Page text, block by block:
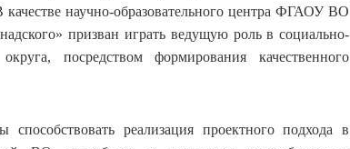
научно-образовательного центра ФГАОУ ВО
призван играть ведущую роль в социально-
посредством формирования качественного
способствовать реализация проектного подхода в